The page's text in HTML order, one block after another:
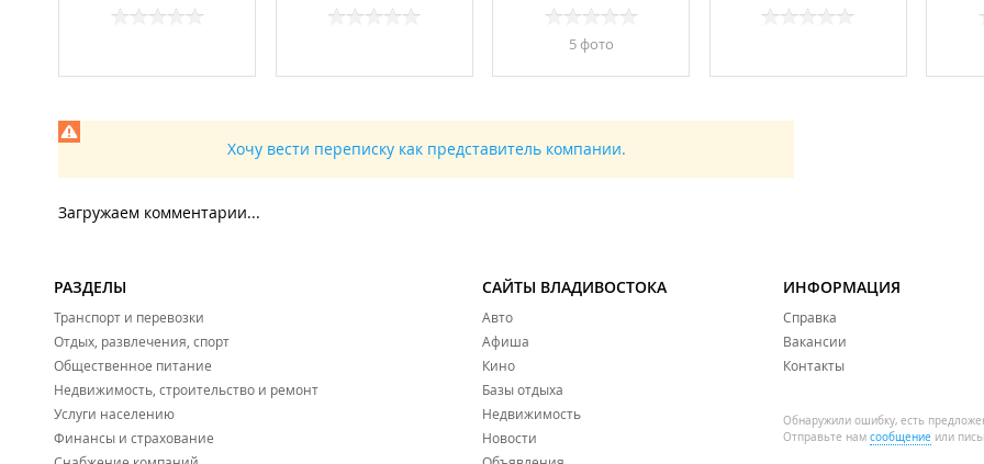
5 фото
Хочу вести переписку как представитель компании.
Загружаем комментарии...
РАЗДЕЛЫ
Транспорт и перевозки
Отдых, развлечения, спорт
Общественное питание
Недвижимость, строительство и ремонт
Услуги населению
Финансы и страхование
САЙТЫ ВЛАДИВОСТОКА
Авто
Афиша
Кино
Базы отдыха
Недвижимость
Новости
ИНФОРМАЦИЯ
Справка
Вакансии
Контакты
Обнаружили ошибку, есть
Отправьте нам сообщение или